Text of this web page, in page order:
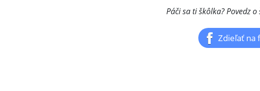
Páči sa ti škôlka? Povedz
Zdieľať na